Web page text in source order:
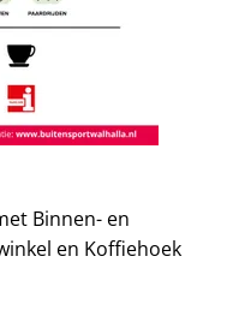
Binnen- en
en Koffiehoek